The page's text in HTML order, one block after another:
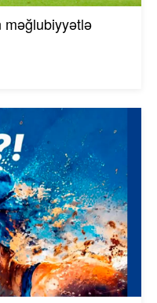
məğlubiyyətlə